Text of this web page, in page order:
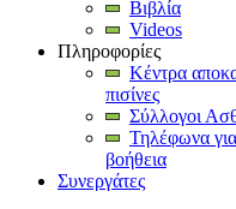
Βιβλία
Videos
Πληροφορίες
Κέντρα
πισίνες
Σύλλογοι
Τηλέφωνα
βοήθεια
Συνεργάτες